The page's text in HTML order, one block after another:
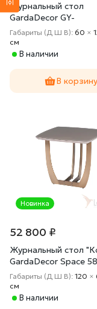
Журнальный стол
GardaDecor GY-
CT2051214GOLD
Габариты (Д Ш В): 60 ×
cм
В наличии
В корзину
Новинка
52 800 ₽
Журнальный стол
GardaDecor Space
ET14803
Габариты (Д Ш В): 120 ×
cм
В наличии